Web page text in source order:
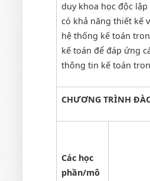
duy khoa học độc lập
có khả năng thiết kế
hệ thống kế toán
kế toán để đáp ứng
thông tin kế toán
CHƯƠNG TRÌNH
Các học
phần/mô